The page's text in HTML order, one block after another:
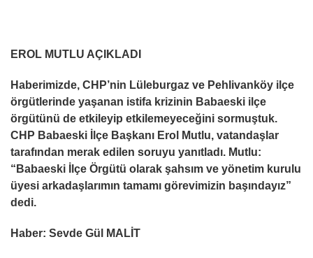
EROL MUTLU AÇIKLADI
Haberimizde, CHP’nin Lüleburgaz ve Pehlivanköy ilçe
örgütlerinde yaşanan istifa krizinin Babaeski ilçe
örgütünü de etkileyip etkilemeyeceğini sormuştuk.
CHP Babaeski İlçe Başkanı Erol Mutlu, vatandaşlar
tarafından merak edilen soruyu yanıtladı. Mutlu:
“Babaeski İlçe Örgütü olarak şahsım ve yönetim kurulu
üyesi arkadaşlarımın tamamı görevimizin başındayız”
dedi.
Haber: Sevde Gül MALİT